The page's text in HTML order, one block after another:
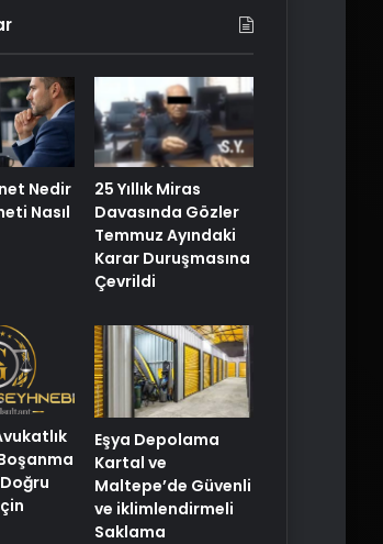
Nedir
Nasıl
25 Yıllık Miras
Davasında Gözler
Temmuz Ayındaki
Karar Duruşmasına
Çevrildi
Eşya Depolama
Kartal ve
Maltepe’de Güvenli
ve iklimlendirmeli
Saklama